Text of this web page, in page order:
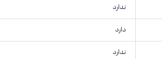
ندارد
دارد
ندارد